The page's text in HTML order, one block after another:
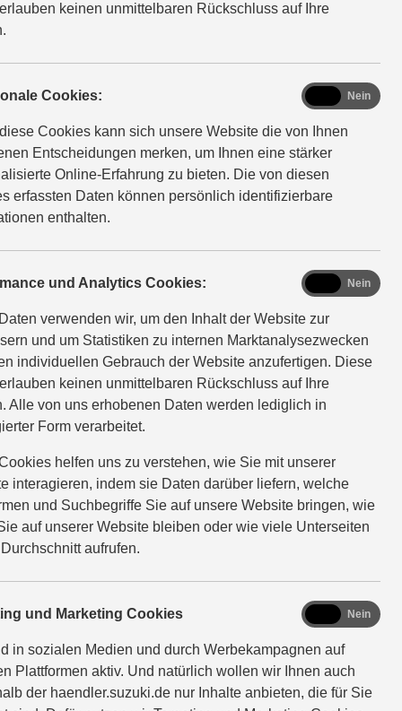
keinen unmittelbaren Rückschluss auf Ihre
Cookies:
Cookies kann sich unsere Website die von Ihnen
Entscheidungen merken, um Ihnen eine stärker
Online-Erfahrung zu bieten. Die von diesen
erfassten Daten können persönlich identifizierbare
enthalten.
functional
Nein
und Analytics Cookies:
verwenden wir, um den Inhalt der Website zur
und um Statistiken zu internen Marktanalysezwecken
individuellen Gebrauch der Website anzufertigen. Diese
keinen unmittelbaren Rückschluss auf Ihre
Alle von uns erhobenen Daten werden lediglich in
Form verarbeitet.
helfen uns zu verstehen, wie Sie mit unserer
interagieren, indem sie Daten darüber liefern, welche
und Suchbegriffe Sie auf unsere Website bringen, wie
auf unserer Website bleiben oder wie viele Unterseiten
aufrufen.
analyticsNein
und Marketing Cookies
in sozialen Medien und durch Werbekampagnen auf
Plattformen aktiv. Und natürlich wollen wir Ihnen auch
der haendler.suzuki.de nur Inhalte anbieten, die für Sie
marketing
Nein
und an zugelassenen
welche zu großen
werden sollte.
hierbei Ihr Suzuki-
haben wir ergänzt, wie
werden. Die
auch bei Ihrer örtlichen
oder falsch gelagert
um Kurzschlüsse zu
Notruf.